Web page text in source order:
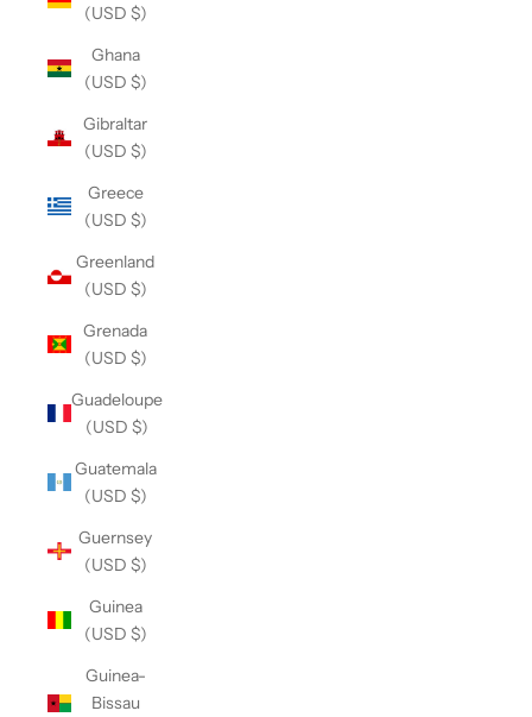
(USD $)
Ghana
(USD $)
Gibraltar
(USD $)
Greece
(USD $)
Greenland
(USD $)
Grenada
(USD $)
Guadeloupe
(USD $)
Guatemala
(USD $)
Guernsey
(USD $)
Guinea
(USD $)
Guinea-
Bissau